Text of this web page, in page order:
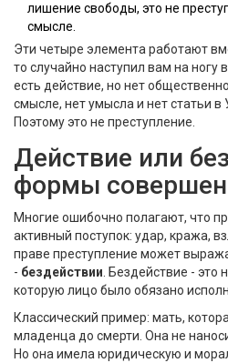
лишение свободы, это не
смысле.
Эти четыре элемента работают
то случайно наступил вам на ногу
есть действие, но нет
смысле, нет умысла и нет статьи в
Поэтому это не преступление.
Действие или
формы
Многие ошибочно полагают, что
активный поступок: удар, кража,
праве преступление может
- бездействии . Бездействие -
которую лицо было обязано
Классический пример: мать,
младенца до смерти. Она не
Но она имела юридическую и